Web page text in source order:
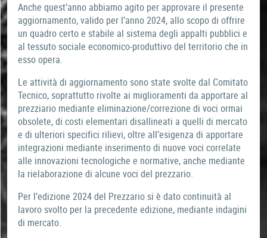
Anche quest’anno abbiamo agito per approvare il presente
aggiornamento, valido per l’anno 2024, allo scopo di offrire
un quadro certo e stabile al sistema degli appalti pubblici e
al tessuto sociale economico-produttivo del territorio che in
esso opera.
Le attività di aggiornamento sono state svolte dal Comitato
Tecnico, soprattutto rivolte ai miglioramenti da apportare al
prezziario mediante eliminazione/correzione di voci ormai
obsolete, di costi elementari disallineati a quelli di mercato
e di ulteriori specifici rilievi, oltre all’esigenza di apportare
integrazioni mediante inserimento di nuove voci correlate
alle innovazioni tecnologiche e normative, anche mediante
la rielaborazione di alcune voci del prezzario.
Per l’edizione 2024 del Prezzario si è dato continuità al
lavoro svolto per la precedente edizione, mediante indagini
di mercato.